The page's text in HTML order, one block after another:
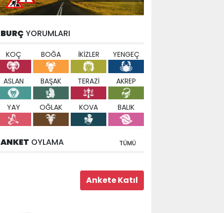
BURÇ YORUMLARI
KOÇ BOĞA İKİZLER YENGEÇ
ASLAN BAŞAK TERAZİ AKREP
YAY OĞLAK KOVA BALIK
ANKET OYLAMA TÜMÜ